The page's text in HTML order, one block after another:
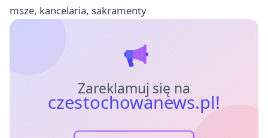
msze, kancelaria, sakramenty
Zareklamuj się na
czestochowanews.pl!